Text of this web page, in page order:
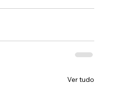
Ver tudo